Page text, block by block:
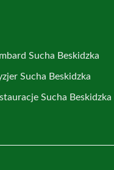
Sucha Beskidzka
Sucha Beskidzka
Sucha Beskidzka